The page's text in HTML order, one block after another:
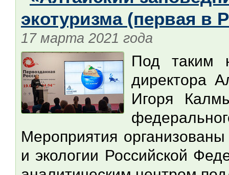
экотуризма (первая в
17 марта 2021 года
Под таким
директора
Игоря
Мероприятия
и экологии Российской